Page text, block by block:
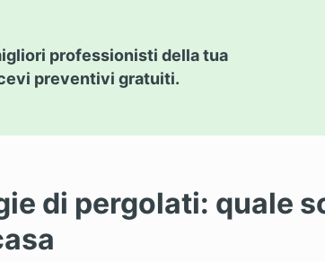
professionisti della tua
preventivi gratuiti.
di pergolati: quale